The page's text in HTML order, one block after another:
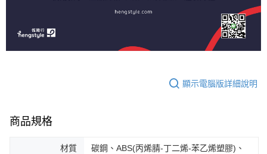
顯示電腦版詳細說明
商品規格
材質
碳鋼、ABS(丙烯腈-丁二烯-苯乙烯塑膠)、